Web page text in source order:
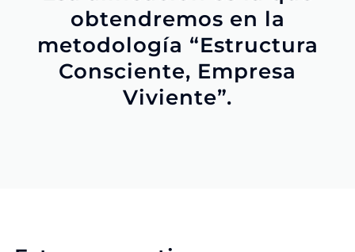
obtendremos en la
metodología “Estructura
Consciente, Empresa
Viviente”.